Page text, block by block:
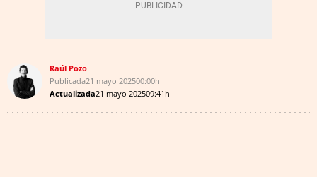
Raúl Pozo
Publicada21 mayo 202500:00h
Actualizada21 mayo 202509:41h